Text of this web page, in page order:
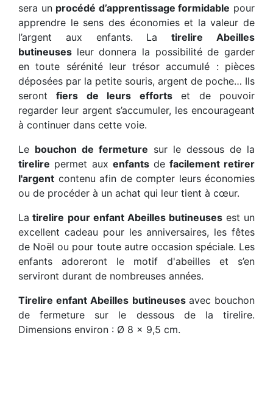
sera un procédé d’apprentissage formidable pour
apprendre le sens des économies et la valeur de
l’argent aux enfants. Latirelire Abeilles
butineuses leur donnera la possibilité de garder
en toute sérénité leur trésor accumulé : pièces
déposées par la petite souris, argent de poche… Ils
serontfiers de leurs effortset de pouvoir
regarder leur argent s’accumuler, les encourageant
à continuer dans cette voie.
Le bouchon de fermeture sur le dessous de la
tirelire permet aux enfants de facilement retirer
l'argent contenu afin de compter leurs économies
ou de procéder à un achat qui leur tient à cœur.
La tirelire pour enfant Abeilles butineuses est un
excellent cadeau pour les anniversaires, les fêtes
de Noël ou pour toute autre occasion spéciale. Les
enfants adoreront le motif d'abeilles et s’en
serviront durant de nombreuses années.
Tirelire enfant Abeilles butineuses avec bouchon
de fermeture sur le dessous de la tirelire.
Dimensions environ : Ø 8 x 9,5 cm.